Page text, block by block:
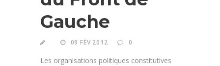
Gauche
09 FÉV 2012 0
Les organisations politiques constitutives